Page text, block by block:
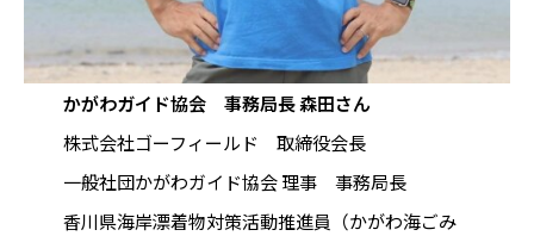
かがわガイド協会 事務局長 森田さん
株式会社ゴーフィールド 取締役会長
一般社団かがわガイド協会 理事 事務局長
香川県海岸漂着物対策活動推進員（かがわ海ごみ